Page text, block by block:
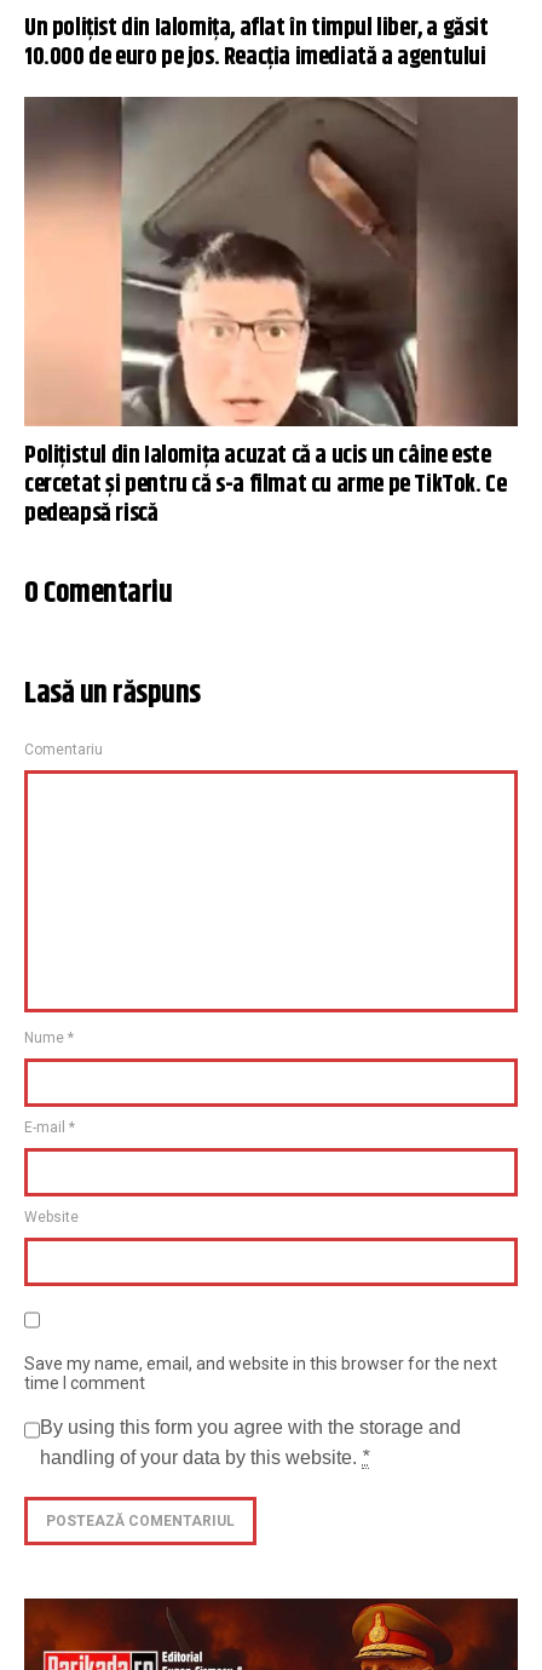
Un poliţist din Ialomiţa, aflat în timpul liber, a găsit
10.000 de euro pe jos. Reacţia imediată a agentului
Polițistul din Ialomiţa acuzat că a ucis un câine este
cercetat și pentru că s-a filmat cu arme pe TikTok. Ce
pedeapsă riscă
0 Comentariu
Lasă un răspuns
Comentariu
Nume *
E-mail *
Website
Save my name, email, and website in this browser for the next
time I comment
By using this form you agree with the storage and
handling of your data by this website. *